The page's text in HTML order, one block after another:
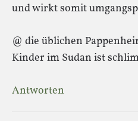
und wirkt somit
@ die üblichen
Kinder im Sudan ist
Antworten